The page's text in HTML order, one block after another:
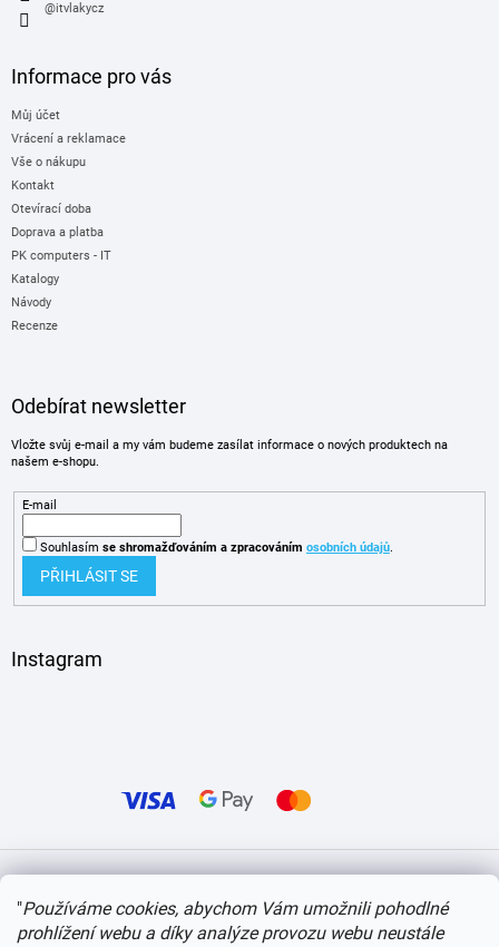
"Používáme cookies, abychom Vám umožnili pohodlné
prohlížení webu a díky analýze provozu webu neustále
@itvlakycz
Informace pro vás
Můj účet
Vrácení a reklamace
Vše o nákupu
Kontakt
Otevírací doba
Doprava a platba
PK computers - IT
Katalogy
Návody
Recenze
Odebírat newsletter
Vložte svůj e-mail a my vám budeme zasílat informace o nových produktech na
našem e-shopu.
E-mail
Souhlasím se shromažďováním a zpracováním osobních údajů.
PŘIHLÁSIT SE
Instagram